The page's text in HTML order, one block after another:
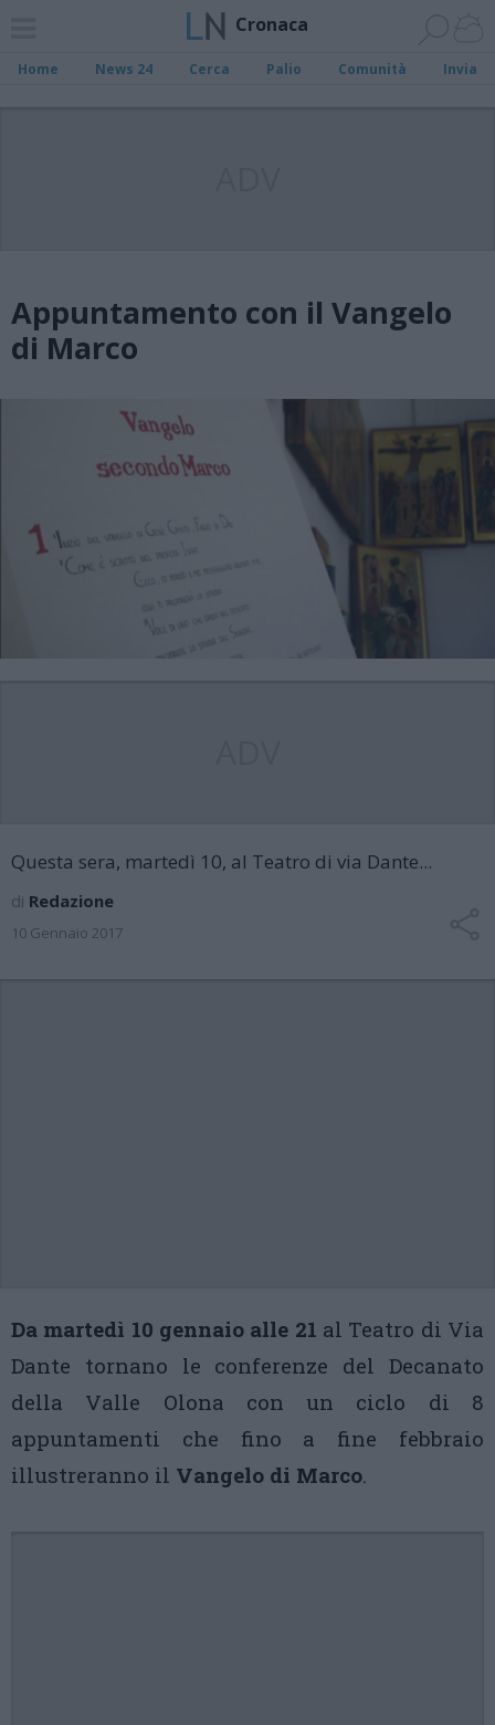
Cronaca
Home News 24 Cerca Palio Comunità Invia
Appuntamento con il Vangelo
di Marco
Questa sera, martedì 10, al Teatro di via Dante...
di Redazione
10 Gennaio 2017
Da martedì 10 gennaio alle 21 al Teatro di Via
Dante tornano le conferenze del Decanato
della Valle Olona con un ciclo di 8
appuntamenti che fino a fine febbraio
illustreranno il Vangelo di Marco.